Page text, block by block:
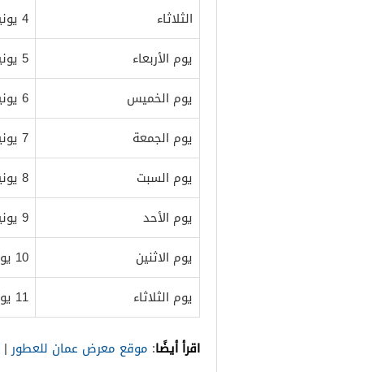
الثلاثاء
4 يونيو 2024
يوم الأربعاء
5 يونيو 2024
يوم الخميس
6 يونيو 2024
يوم الجمعة
7 يونيو 2024
يوم السبت
8 يونيو 2024
يوم الأحد
9 يونيو 2024
يوم الاثنين
10 يونيو 2024
يوم الثلاثاء
11 يونيو 2024
اقرأ أيضًا: موقع معرض عمان للعطور|